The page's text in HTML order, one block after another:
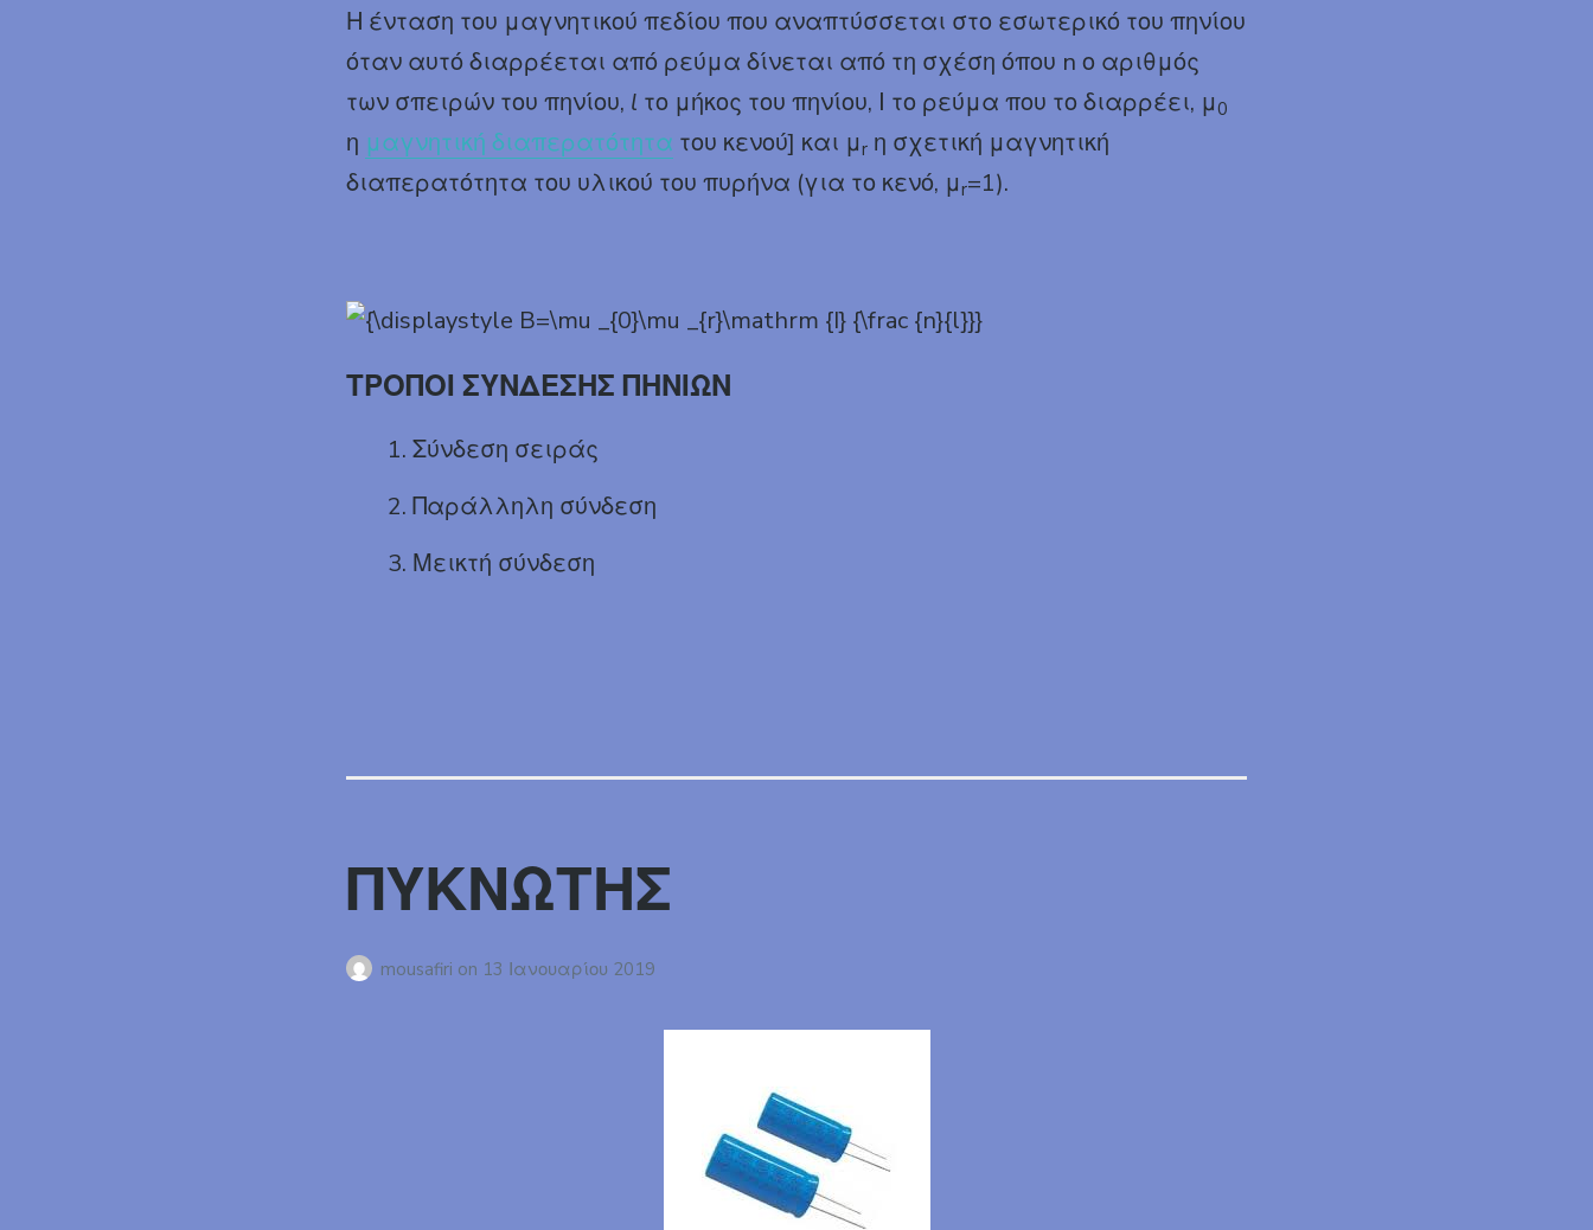
Η ένταση του μαγνητικού πεδίου που αναπτύσσεται στο εσωτερικό του πηνίου
όταν αυτό διαρρέεται από ρεύμα δίνεται από τη σχέση όπου n ο αριθμός
των σπειρών του πηνίου, l το μήκος του πηνίου, Ι το ρεύμα που το διαρρέει, μ0
η μαγνητική διαπερατότητα του κενού] και μr η σχετική μαγνητική
διαπερατότητα του υλικού του πυρήνα (για το κενό, μr=1).
ΤΡΟΠΟΙ ΣΥΝΔΕΣΗΣ ΠΗΝΙΩΝ
Σύνδεση σειράς
Παράλληλη σύνδεση
Μεικτή σύνδεση
ΠΥΚΝΩΤΗΣ
mousafiri on 13 Ιανουαρίου 2019